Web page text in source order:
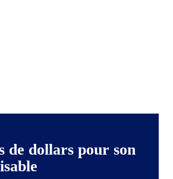
de dollars pour son